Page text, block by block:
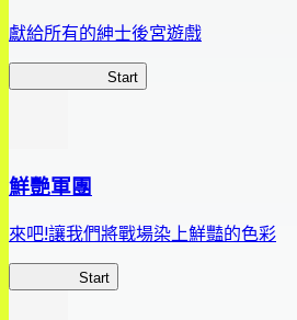
獻給所有的紳士後宮遊戲
Start
鮮艷軍團
來吧!讓我們將戰場染上鮮豔的色彩
Start